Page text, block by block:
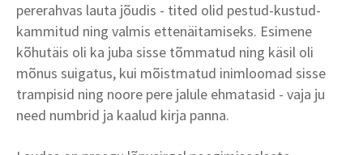
pererahvas lauta jõudis - tited olid pestud-kustud-
kammitud ning valmis ettenäitamiseks. Esimene
kõhutäis oli ka juba sisse tõmmatud ning käsil oli
mõnus suigatus, kui mõistmatud inimloomad sisse
trampisid ning noore pere jalule ehmatasid - vaja ju
need numbrid ja kaalud kirja panna.